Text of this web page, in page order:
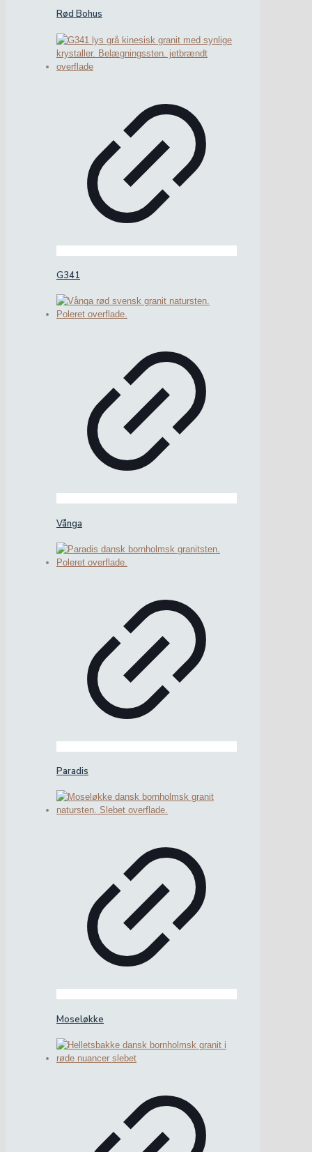
Rød Bohus
G341
Vånga
Paradis
Moseløkke